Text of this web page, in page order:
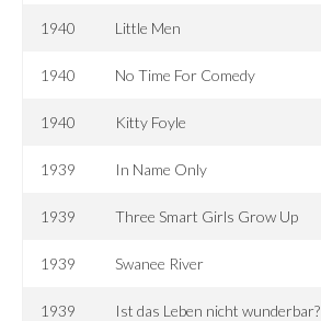
1940 Little Men
1940 No Time For Comedy
1940 Kitty Foyle
1939 In Name Only
1939 Three Smart Girls Grow Up
1939 Swanee River
1939 Ist das Leben nicht wunderbar?